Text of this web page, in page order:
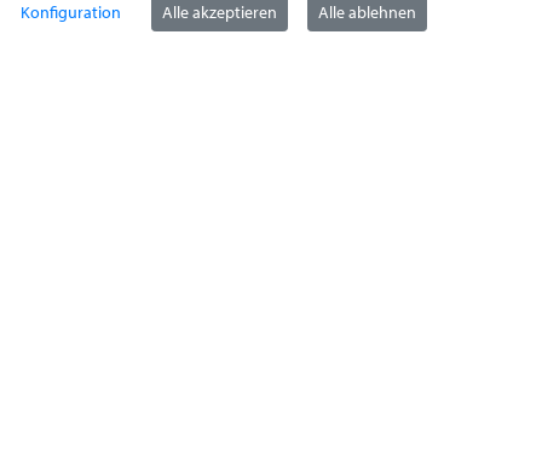
Konfiguration Alle akzeptieren Alle ablehnen